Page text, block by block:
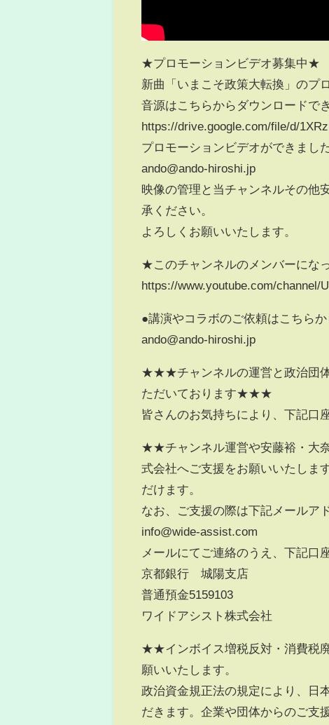
★プロモーションビデオ募集中★
新曲「いまこそ政策大転換」のプ
音源はこちらからダウンロードで
https://drive.google.com/file/d/
プロモーションビデオができまし
ando@ando-hiroshi.jp
映像の管理と当チャンネルその他
承ください。
よろしくお願いいたします。
★このチャンネルのメンバーにな
https://www.youtube.com/channel/
●講演やコラボのご依頼はこちらか
ando@ando-hiroshi.jp
★★★チャンネルの運営と政治団体
ただいております★★★
皆さんのお気持ちにより、下記口
★★チャンネル運営や安藤裕・大
式会社へご支援をお願いいたしま
だけます。
なお、ご支援の際は下記メールア
info@wide-assist.com
メールにてご連絡のうえ、下記口
京都銀行 城陽支店
普通預金5159103
ワイドアシスト株式会社
★★インボイス増税反対・消費税
願いいたします。
政治資金規正法の規定により、日
だきます。企業や団体からのご支